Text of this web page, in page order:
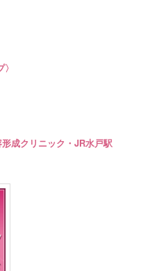
成クリニック・JR水戸駅